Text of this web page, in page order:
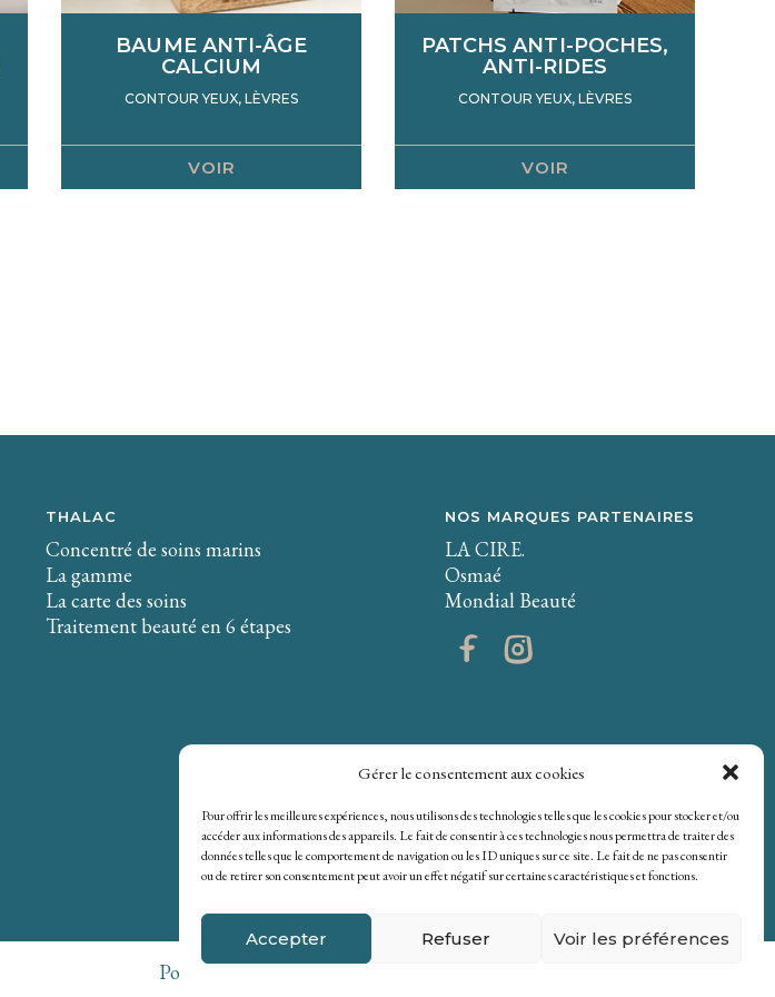
Gérer le consentement aux cookies
Pour offrir les meilleures expériences, nous utilisons des technologies telles que les cookies pour stocker et/ou
accéder aux informations des appareils. Le fait de consentir à ces technologies nous permettra de traiter des
données telles que le comportement de navigation ou les ID uniques sur ce site. Le fait de ne pas consentir
ou de retirer son consentement peut avoir un effet négatif sur certaines caractéristiques et fonctions.
Accepter Refuser Voir les préférences
BAUME ANTI-ÂGE
CALCIUM
CONTOUR YEUX, LÈVRES
VOIR
PATCHS ANTI-POCHES,
ANTI-RIDES
CONTOUR YEUX, LÈVRES
VOIR
THALAC
Concentré de soins marins
La gamme
La carte des soins
Traitement beauté en 6 étapes
NOS MARQUES PARTENAIRES
LA CIRE.
Osmaé
Mondial Beauté
Politique de confidentialité